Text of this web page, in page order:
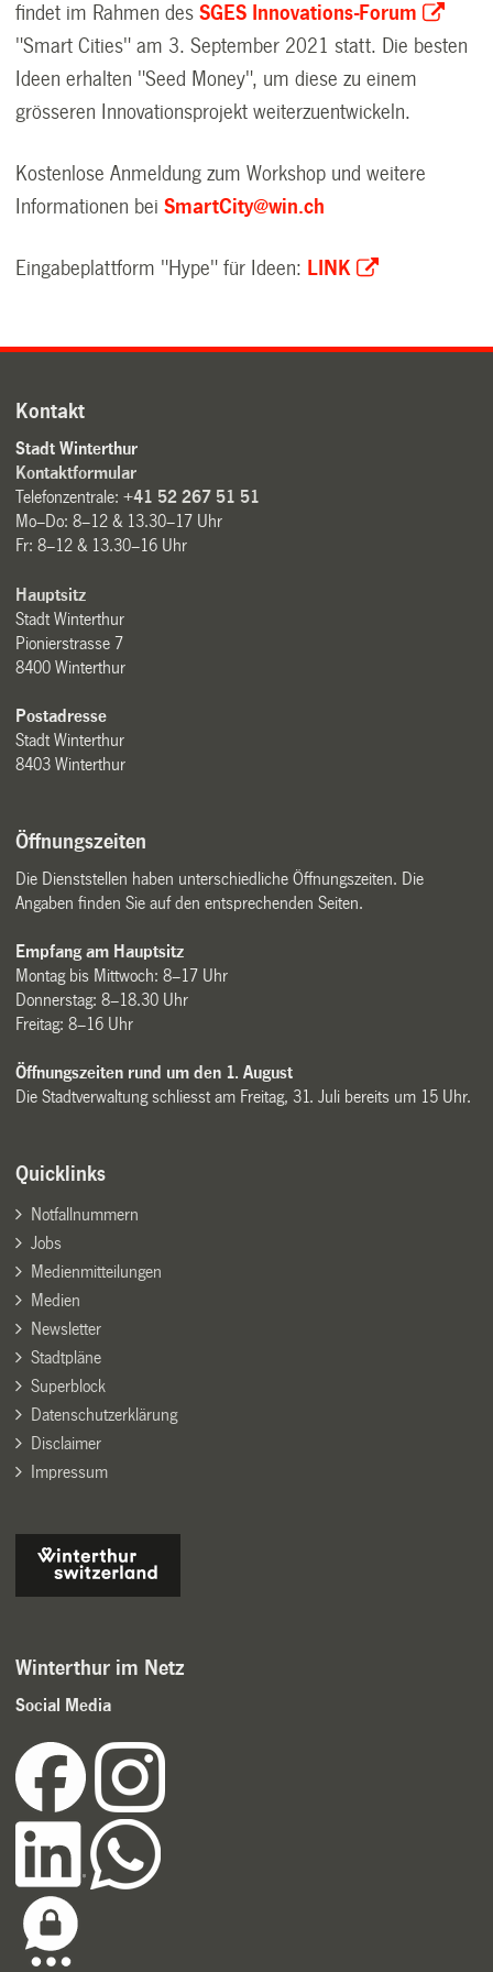
findet im Rahmen desSGES Innovations-Forum
"Smart Cities" am 3. September 2021 statt. Die besten
Ideen erhalten "Seed Money", um diese zu einem
grösseren Innovationsprojekt weiterzuentwickeln.
Kostenlose Anmeldung zum Workshop und weitere
Informationen bei SmartCity@win.ch
Eingabeplattform "Hype" für Ideen: LINK
Kontakt
Stadt Winterthur
Kontaktformular
Telefonzentrale:+41 52 267 51 51
Mo–Do: 8–12 & 13.30–17 Uhr
Fr: 8–12 & 13.30–16 Uhr
Hauptsitz
Stadt Winterthur
Pionierstrasse 7
8400 Winterthur
Postadresse
Stadt Winterthur
8403 Winterthur
Öffnungszeiten
Die Dienststellen haben unterschiedliche Öffnungszeiten. Die
Angaben finden Sie auf den entsprechenden Seiten.
Empfang am Hauptsitz
Montag bis Mittwoch: 8–17 Uhr
Donnerstag: 8–18.30 Uhr
Freitag: 8–16 Uhr
Öffnungszeiten rund um den 1. August
Die Stadtverwaltung schliesst am Freitag, 31. Juli bereits um 15 Uhr.
Quicklinks
Notfallnummern
Jobs
Medienmitteilungen
Medien
Newsletter
Stadtpläne
Superblock
Datenschutzerklärung
Disclaimer
Impressum
Winterthur im Netz
Social Media